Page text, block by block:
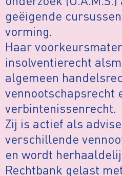
geëigende
vorming.
Haar
insolventierecht
algemeen
vennootschapsrecht
verbintenissenrecht.
Zij is actief als
verschillende
en wordt
Rechtbank gelast